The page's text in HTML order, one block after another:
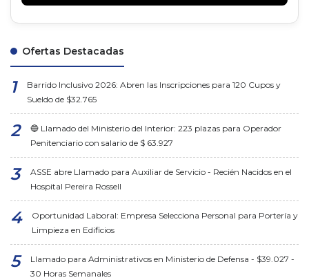
Ofertas Destacadas
Barrido Inclusivo 2026: Abren las Inscripciones para 120 Cupos y
Sueldo de $32.765
🔵 Llamado del Ministerio del Interior: 223 plazas para Operador
Penitenciario con salario de $ 63.927
ASSE abre Llamado para Auxiliar de Servicio - Recién Nacidos en el
Hospital Pereira Rossell
Oportunidad Laboral: Empresa Selecciona Personal para Portería y
Limpieza en Edificios
Llamado para Administrativos en Ministerio de Defensa - $39.027 -
30 Horas Semanales